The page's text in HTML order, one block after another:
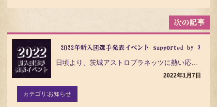
2022年新入団選手発表イベント supported by 来福酒
2022年1月7日
カテゴリ:お知らせ